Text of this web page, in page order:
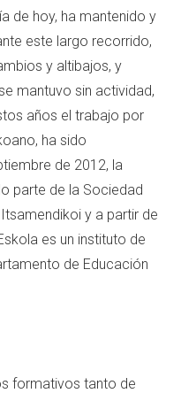
de hoy, ha mantenido y
este largo recorrido,
y altibajos, y
mantuvo sin actividad,
años el trabajo por
ha sido
de 2012, la
parte de la Sociedad
y a partir de
es un instituto de
de Educación
formativos tanto de